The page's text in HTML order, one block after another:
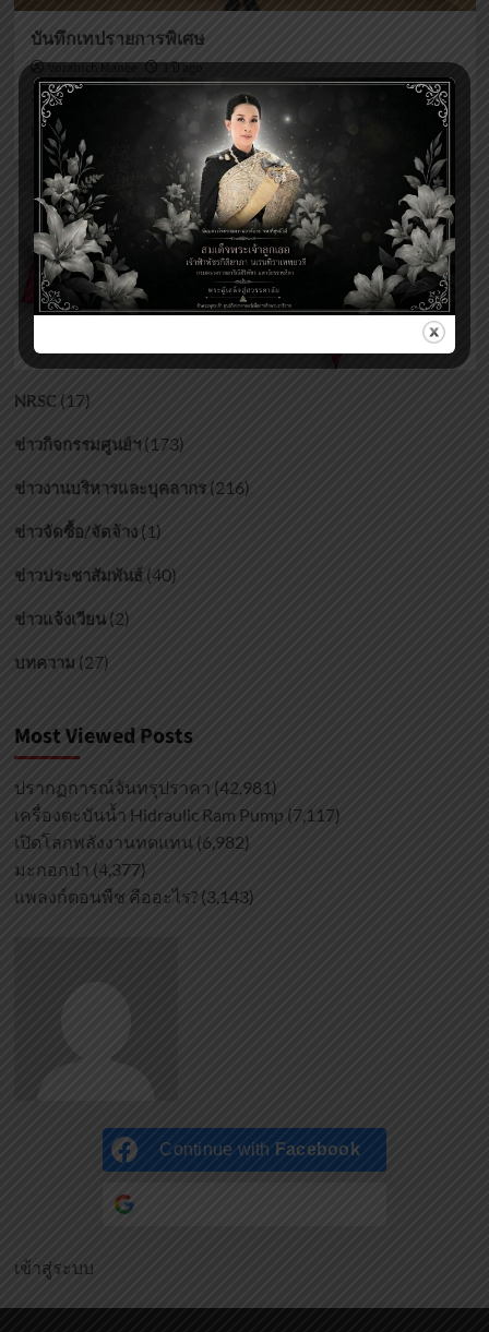
บันทึกเทปรายการพิเศษ
Voratuch Manee
1 ปี ago
30 กรกฎาคม 2568 ...
Read More
about
บันทึก
เทป
รายการ
พิเศษ
NRSC(17)
ข่าวกิจกรรมศูนย์ฯ(173)
ข่าวงานบริหารและบุคลากร(216)
ข่าวจัดซื้อ/จัดจ้าง(1)
ข่าวประชาสัมพันธ์(40)
ข่าวแจ้งเวียน(2)
บทความ (27)
Most Viewed Posts
ปรากฏการณ์จันทรุปราคา (42,981)
เครื่องตะบันน้ำ Hidraulic Ram Pump (7,117)
เปิดโลกพลังงานทดแทน (6,982)
มะกอกป่า (4,377)
แพลงก์ตอนพืช คืออะไร? (3,143)
Continue with Facebook
เข้าสู่ระบบ